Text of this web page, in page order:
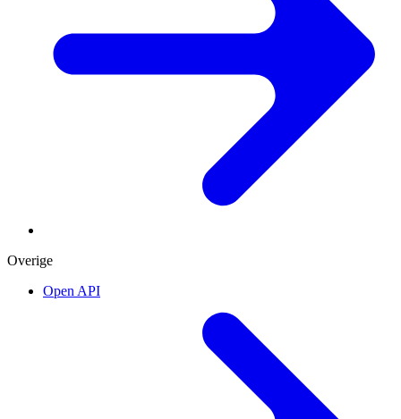
Overige
Open API